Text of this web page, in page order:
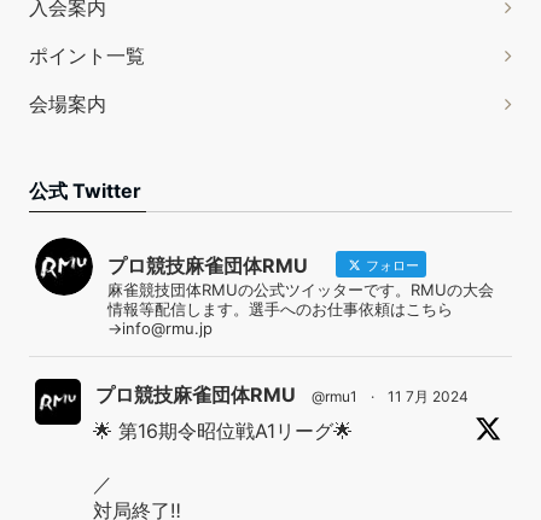
入会案内
ポイント一覧
会場案内
公式 Twitter
プロ競技麻雀団体RMU フォロー
麻雀競技団体RMUの公式ツイッターです。RMUの大会
情報等配信します。選手へのお仕事依頼はこちら
→info@rmu.jp
プロ競技麻雀団体RMU @rmu1 · 11 7月 2024
🌟 第16期令昭位戦A1リーグ🌟
／
対局終了‼️